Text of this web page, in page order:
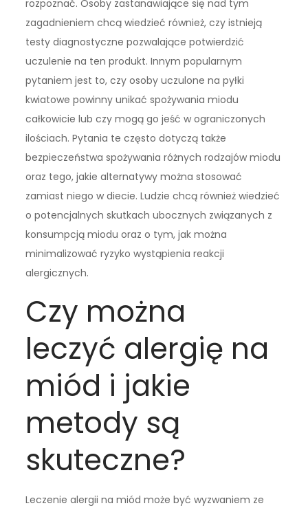
rozpoznać. Osoby zastanawiające się nad tym
zagadnieniem chcą wiedzieć również, czy istnieją
testy diagnostyczne pozwalające potwierdzić
uczulenie na ten produkt. Innym popularnym
pytaniem jest to, czy osoby uczulone na pyłki
kwiatowe powinny unikać spożywania miodu
całkowicie lub czy mogą go jeść w ograniczonych
ilościach. Pytania te często dotyczą także
bezpieczeństwa spożywania różnych rodzajów miodu
oraz tego, jakie alternatywy można stosować
zamiast niego w diecie. Ludzie chcą również wiedzieć
o potencjalnych skutkach ubocznych związanych z
konsumpcją miodu oraz o tym, jak można
minimalizować ryzyko wystąpienia reakcji
alergicznych.
Czy można
leczyć alergię na
miód i jakie
metody są
skuteczne?
Leczenie alergii na miód może być wyzwaniem ze